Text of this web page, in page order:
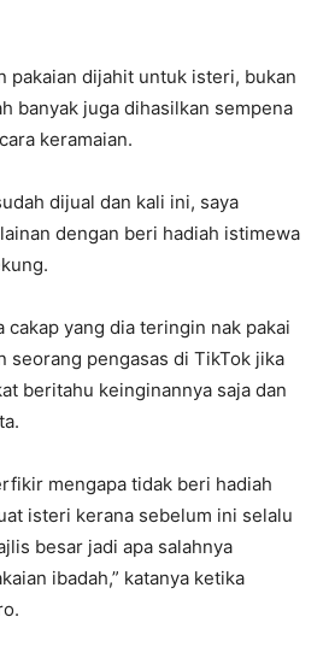
pakaian dijahit untuk isteri, bukan
banyak juga dihasilkan sempena
keramaian.
dijual dan kali ini, saya
dengan beri hadiah istimewa
cakap yang dia teringin nak pakai
seorang pengasas di TikTok jika
beritahu keinginannya saja dan
mengapa tidak beri hadiah
isteri kerana sebelum ini selalu
besar jadi apa salahnya
ibadah,” katanya ketika